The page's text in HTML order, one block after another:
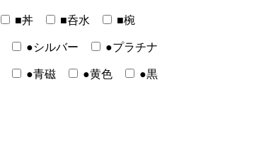
■丼 ■呑水 ■椀
●シルバー ●プラチナ
●青磁 ●黄色 ●黒